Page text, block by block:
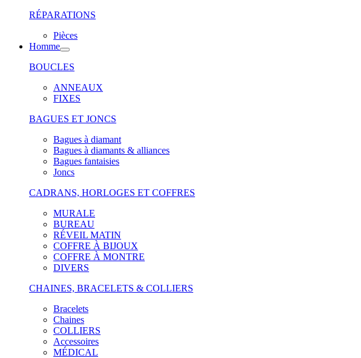
RÉPARATIONS
Pièces
Homme
BOUCLES
ANNEAUX
FIXES
BAGUES ET JONCS
Bagues à diamant
Bagues à diamants & alliances
Bagues fantaisies
Joncs
CADRANS, HORLOGES ET COFFRES
MURALE
BUREAU
RÉVEIL MATIN
COFFRE À BIJOUX
COFFRE À MONTRE
DIVERS
CHAINES, BRACELETS & COLLIERS
Bracelets
Chaines
COLLIERS
Accessoires
MÉDICAL